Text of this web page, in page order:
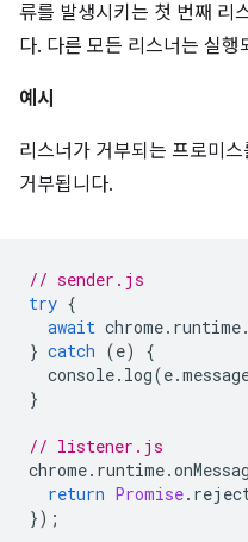
류를 발생시키는 첫 번째 리
다. 다른 모든 리스너는 실
예시
리스너가 거부되는 프로미스
거부됩니다.
// sender.js
try {
await chrome. runtime.
} catch (e)
{
console. log(e.
}
// listener.js
chrome. runtime.
return Promise.
});